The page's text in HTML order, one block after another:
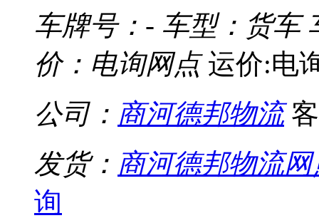
车牌号：- 车型：货车
价：电询网点运价:电
公司： 商河德邦物流客
发货： 商河德邦物流
询